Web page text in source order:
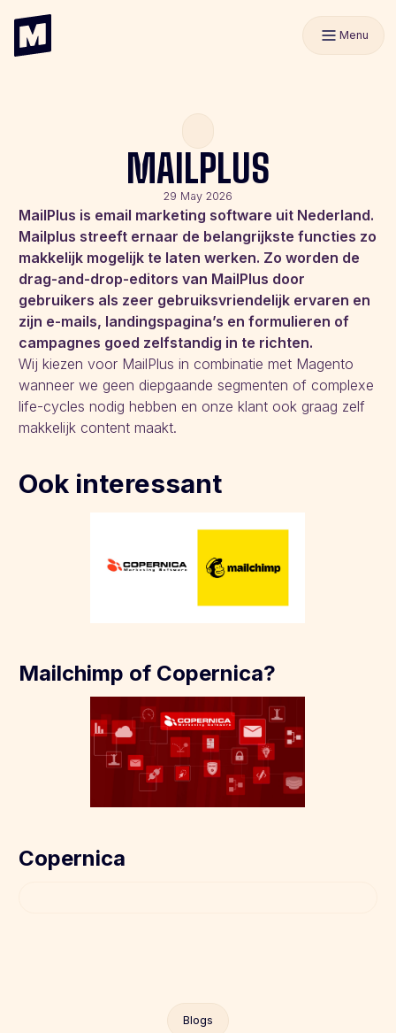
Menu
MAILPLUS
29 May 2026
MailPlus is email marketing software uit Nederland.
Mailplus streeft ernaar de belangrijkste functies zo
makkelijk mogelijk te laten werken. Zo worden de
drag-and-drop-editors van MailPlus door
gebruikers als zeer gebruiksvriendelijk ervaren en
zijn e-mails, landingspagina’s en formulieren of
campagnes goed zelfstandig in te richten.
Wij kiezen voor MailPlus in combinatie met Magento
wanneer we geen diepgaande segmenten of complexe
life-cycles nodig hebben en onze klant ook graag zelf
makkelijk content maakt.
Ook interessant
Mailchimp of Copernica?
Copernica
Blogs